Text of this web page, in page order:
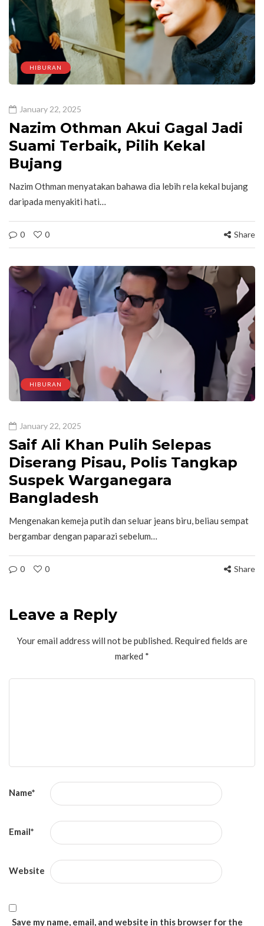
HIBURAN
January 22, 2025
Nazim Othman Akui Gagal Jadi
Suami Terbaik, Pilih Kekal
Bujang
Nazim Othman menyatakan bahawa dia lebih rela kekal bujang
daripada menyakiti hati…
0 0 Share
HIBURAN
January 22, 2025
Saif Ali Khan Pulih Selepas
Diserang Pisau, Polis Tangkap
Suspek Warganegara
Bangladesh
Mengenakan kemeja putih dan seluar jeans biru, beliau sempat
bergambar dengan paparazi sebelum…
0 0 Share
Leave a Reply
Your email address will not be published. Required fields are
marked *
Name*
Email*
Website
Save my name, email, and website in this browser for the